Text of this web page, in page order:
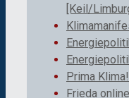
[Keil/
Prima Klima!
Frieda online